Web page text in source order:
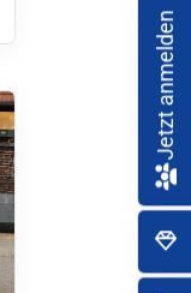
Jetzt anmelden